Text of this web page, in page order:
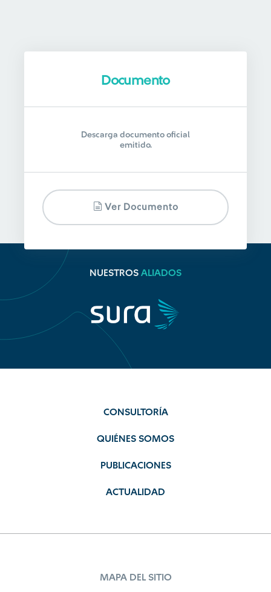
Documento
Descarga documento oficial
emitido.
Ver Documento
NUESTROS ALIADOS
CONSULTORÍA
QUIÉNES SOMOS
PUBLICACIONES
ACTUALIDAD
MAPA DEL SITIO